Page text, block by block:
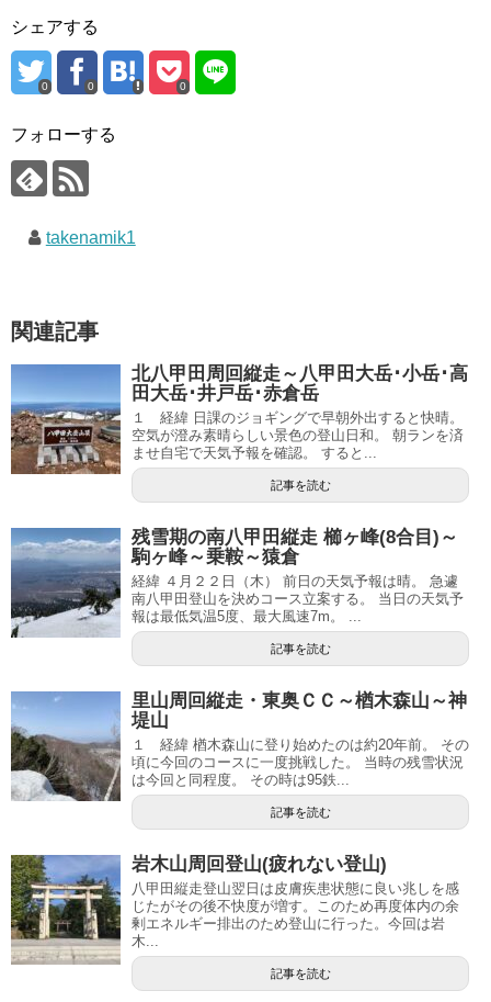
シェアする
0 0 0
フォローする
takenamik1
関連記事
北八甲田周回縦走～八甲田大岳･小岳･高
田大岳･井戸岳･赤倉岳
１ 経緯 日課のジョギングで早朝外出すると快晴。
空気が澄み素晴らしい景色の登山日和。 朝ランを済
ませ自宅で天気予報を確認。 すると...
記事を読む
残雪期の南八甲田縦走 櫛ヶ峰(8合目)～
駒ヶ峰～乗鞍～猿倉
経緯 ４月２２日（木） 前日の天気予報は晴。 急遽
南八甲田登山を決めコース立案する。 当日の天気予
報は最低気温5度、最大風速7m。 ...
記事を読む
里山周回縦走・東奥ＣＣ～楢木森山～神
堤山
１ 経緯 楢木森山に登り始めたのは約20年前。 その
頃に今回のコースに一度挑戦した。 当時の残雪状況
は今回と同程度。 その時は95鉄...
記事を読む
岩木山周回登山(疲れない登山)
八甲田縦走登山翌日は皮膚疾患状態に良い兆しを感
じたがその後不快度が増す。このため再度体内の余
剰エネルギー排出のため登山に行った。今回は岩
木...
記事を読む